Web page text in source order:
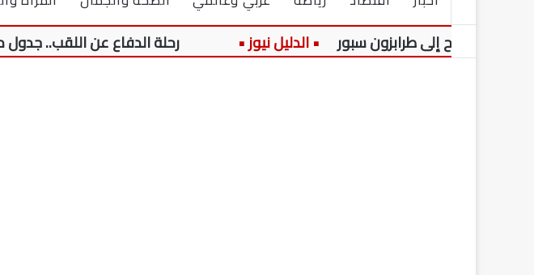
إلى طرابزون سبور رحلة الدفاع عن اللقب.. جدول مباريات